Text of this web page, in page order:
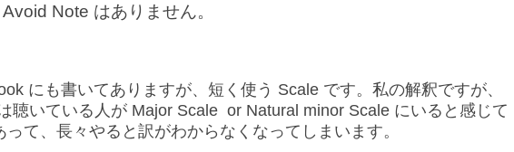
Note はありません。
にも書いてありますが、短く使う Scale です。私の解釈ですが、
聴いている人が Major Scale or Natural minor Scale にいると感じて
て、長々やると訳がわからなくなってしまいます。